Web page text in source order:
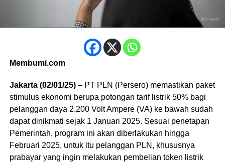
Membumi.com
Jakarta (02/01/25) – PT PLN (Persero) memastikan paket
stimulus ekonomi berupa potongan tarif listrik 50% bagi
pelanggan daya 2.200 Volt Ampere (VA) ke bawah sudah
dapat dinikmati sejak 1 Januari 2025. Sesuai penetapan
Pemerintah, program ini akan diberlakukan hingga
Februari 2025, untuk itu pelanggan PLN, khususnya
prabayar yang ingin melakukan pembelian token listrik